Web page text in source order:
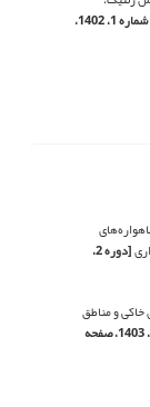
[دوره 2، شماره 1، 1402،
[دوره 2،
و مناطق
[دوره 2، شماره 2، 1403، صفحه